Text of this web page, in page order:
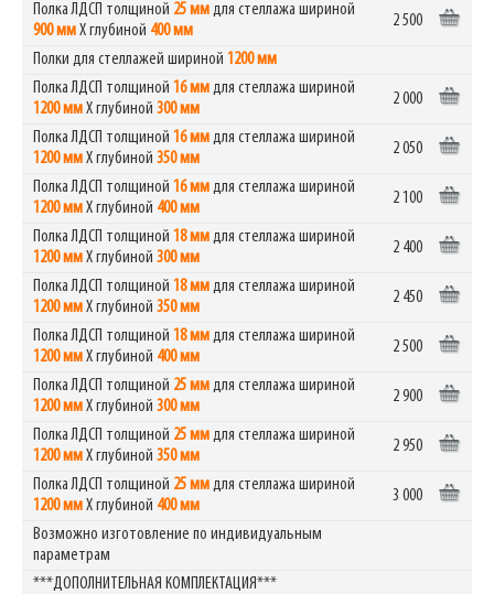
Полка ЛДСП толщиной 25 ммдля стеллажа шириной
900 ммХ глубиной 400 мм
2 500
Полки для стеллажей шириной 1200 мм
Полка ЛДСП толщиной 16 ммдля стеллажа шириной
1200 ммХ глубиной 300 мм
2 000
Полка ЛДСП толщиной 16 ммдля стеллажа шириной
1200 ммХ глубиной 350 мм
2 050
Полка ЛДСП толщиной 16 ммдля стеллажа шириной
1200 ммХ глубиной 400 мм
2 100
Полка ЛДСП толщиной 18 ммдля стеллажа шириной
1200 ммХ глубиной 300 мм
2 400
Полка ЛДСП толщиной 18 ммдля стеллажа шириной
1200 ммХ глубиной 350 мм
2 450
Полка ЛДСП толщиной 18 ммдля стеллажа шириной
1200 ммХ глубиной 400 мм
2 500
Полка ЛДСП толщиной 25 ммдля стеллажа шириной
1200 ммХ глубиной 300 мм
2 900
Полка ЛДСП толщиной 25 ммдля стеллажа шириной
1200 ммХ глубиной 350 мм
2 950
Полка ЛДСП толщиной 25 ммдля стеллажа шириной
1200 ммХ глубиной 400 мм
3 000
Возможно изготовление по индивидуальным
параметрам
***ДОПОЛНИТЕЛЬНАЯ КОМПЛЕКТАЦИЯ***